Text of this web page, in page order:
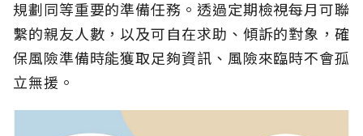
規劃同等重要的準備任務。透過定期檢視每月可聯
繫的親友人數，以及可自在求助、傾訴的對象，確
保風險準備時能獲取足夠資訊、風險來臨時不會孤
立無援。